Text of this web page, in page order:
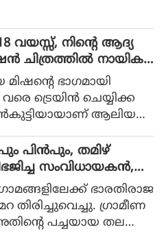
നായിക
ടീസര്‍ പുറത്ത്
ഭാഗമായി
ട്രെയിന്‍ ചെയ്യിക്ക
ആലിയ
പിൻപും, തമിഴ്
സംവിധായകൻ,
ഭാരതിരാജ
തിരിച്ചുവെച്ചു. ഗ്രാമീണ
പച്ചയായ തല